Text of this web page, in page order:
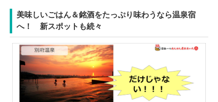
美味しいごはん＆銘酒をたっぷり味わうなら温泉宿
へ！ 新スポットも続々